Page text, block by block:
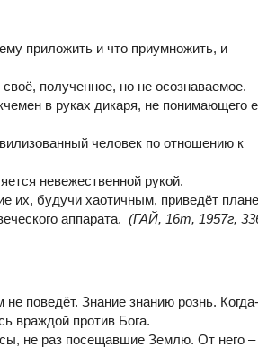
приложить и что приумножить, и
полученное, но не осознаваемое.
в руках дикаря, не понимающего
человек по отношению к
невежественной рукой.
их, будучи хаотичным, приведёт
аппарата. (ГАЙ, 16т, 1957г,
поведёт. Знание знанию рознь.
враждой против Бога.
не раз посещавшие Землю. От него –